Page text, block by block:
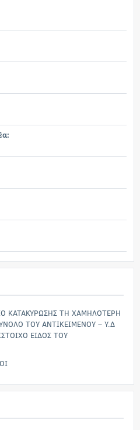
ΚΑΤΑΚΥΡΩΣΗΣ ΤΗ ΧΑΜΗΛΟΤΕΡΗ
ΤΟΥ ΑΝΤΙΚΕΙΜΕΝΟΥ – Υ.Δ
ΕΙΔΟΣ ΤΟΥ